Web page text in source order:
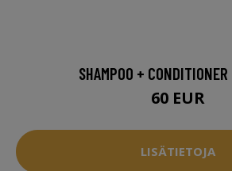
SHAMPOO +
60 EUR
LISÄTIETOJA